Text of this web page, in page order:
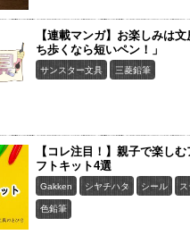
【連載マンガ】お楽しみは
ち歩くなら短いペン！」
サンスター文具 三菱鉛筆
【コレ注目！】親子で楽し
フトキット4選
Gakken シヤチハタ シール
色鉛筆